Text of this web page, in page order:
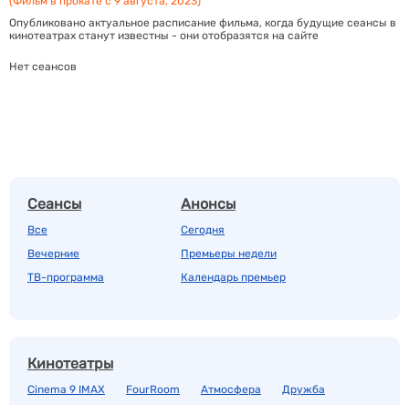
Опубликовано актуальное расписание фильма, когда будущие сеансы в
кинотеатрах станут известны - они отобразятся на сайте
Нет сеансов
Сеансы
Все
Вечерние
ТВ-программа
Анонсы
Сегодня
Премьеры недели
Календарь премьер
Кинотеатры
Cinema 9 IMAX FourRoom Атмосфера
Дружба